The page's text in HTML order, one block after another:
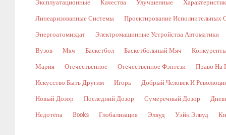
Эксплуатационные Качества Улучшенные
Линеаризованные Системы Проектирование Исполнительных
Энергоатомиздат Электромашинные Устройства Автоматики
Вузов Мяч Баскетбол Баскетбольный Мяч
Мария Отечественное Отечественное Фэнтези Право На
Искусство Быть Другим Игорь Добрый Человек И
Новый Дозор Последний Дозор Сумеречный Дозор
Недотёпа Books Глобализация Элвуд Уэйн Элвуд